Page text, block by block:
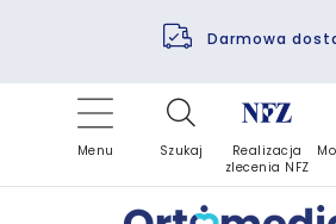
Darmowa
PomocFinansowanie
Refundacja
Zrealizuj zlecenie
Menu Szukaj
Realizacja
zlecenia NFZ